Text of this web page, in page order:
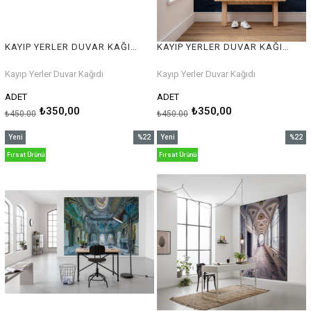
Kayıp Yerler Duvar Kağıdı
ADET
₺350,00
₺450,00
Kayıp Yerler Duvar Kağıdı
ADET
₺350,00
₺450,00
%22
Yeni
Ürün
Fırsat Ürünü
%22
Yeni
Ürün
Fırsat Ürünü